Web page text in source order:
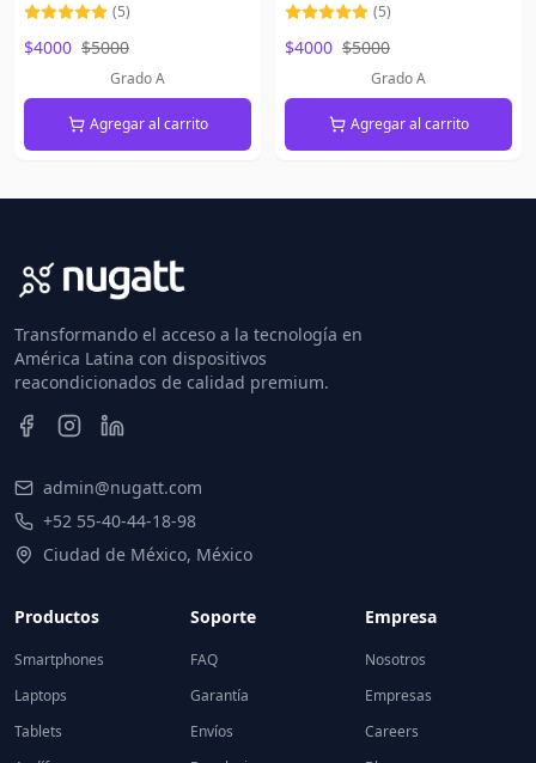
(5)
$4000 $5000
Grado A
Agregar al carrito
(5)
$4000 $5000
Grado A
Agregar al carrito
Transformando el acceso a la tecnología en
América Latina con dispositivos
reacondicionados de calidad premium.
admin@nugatt.com
+52 55-40-44-18-98
Ciudad de México, México
Productos
Smartphones
Laptops
Tablets
Soporte
FAQ
Garantía
Envíos
Empresa
Nosotros
Empresas
Careers